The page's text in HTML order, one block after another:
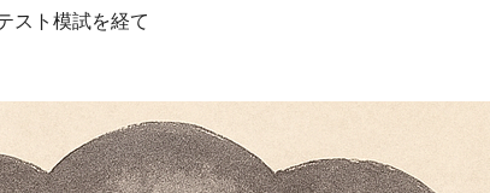
校
スト模試を経て